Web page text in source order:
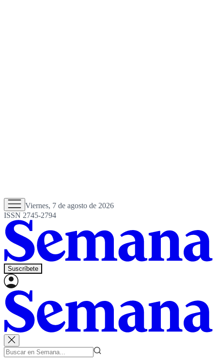
Viernes, 7 de agosto de 2026
ISSN 2745-2794
Suscríbete